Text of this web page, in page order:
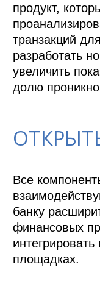
продукт,
транзакций
разработать
увеличить
Все
банку
финансовых
площадках.